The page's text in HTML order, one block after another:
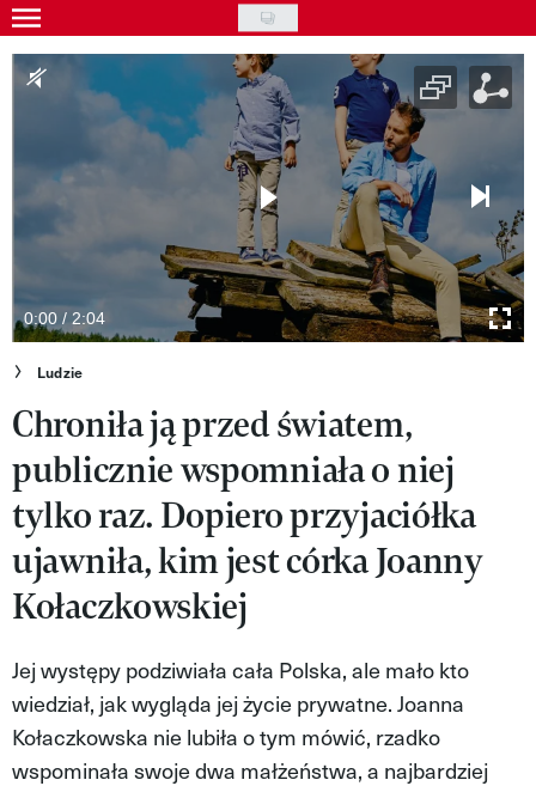
Skip
to
main
Gwiazdy
Uroda
Styl życia
Kultura
Wideo
Nasze akcje
VIVA!ART
VIVA!MODA
VIVA!LIFESTYLE
VIVA!MAN
VIVA!PEOPLE POWER
VIVA!ITAKA
MAGAZYN VIVA!
0:00 / 2:04
Ludzie
Chroniła ją przed światem,
publicznie wspomniała o niej
tylko raz. Dopiero przyjaciółka
ujawniła, kim jest córka Joanny
Kołaczkowskiej
Jej występy podziwiała cała Polska, ale mało kto
wiedział, jak wygląda jej życie prywatne. Joanna
Kołaczkowska nie lubiła o tym mówić, rzadko
wspominała swoje dwa małżeństwa, a najbardziej